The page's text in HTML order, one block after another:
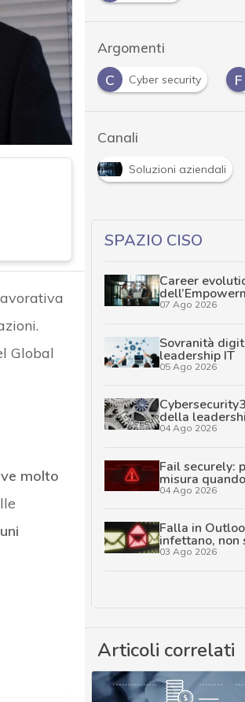
Global
molto
Argomenti
Applicazioni C Cyber security F
Canali
Soluzioni aziendali
SPAZIO CISO
Career
07 Ago 2026
Sovranità
leadership IT
05 Ago 2026
della
04 Ago 2026
Fail securely:
misura
04 Ago 2026
Falla in
infettano, non
03 Ago 2026
Articoli correlati